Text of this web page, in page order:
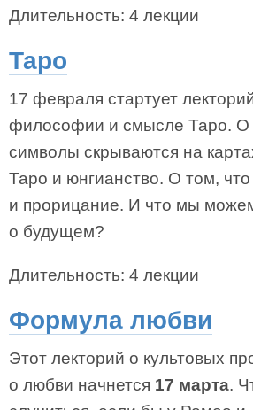
Длительность: 4 лекции
Таро
17 февраля стартует
философии и смысле Таро. О
символы скрываются на
Таро и юнгианство. О том, что
и прорицание. И что мы
о будущем?
Длительность: 4 лекции
Формула любви
Этот лекторий о культовых
о любви начнется 17 марта.